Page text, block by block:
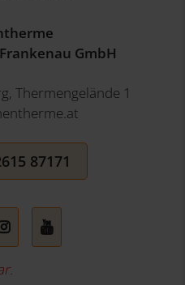
GmbH
Thermengelände 1
87171
InstagramYouTube